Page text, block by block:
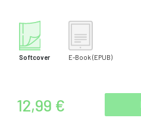
Softcover E-Book (EPUB)
12,99 €